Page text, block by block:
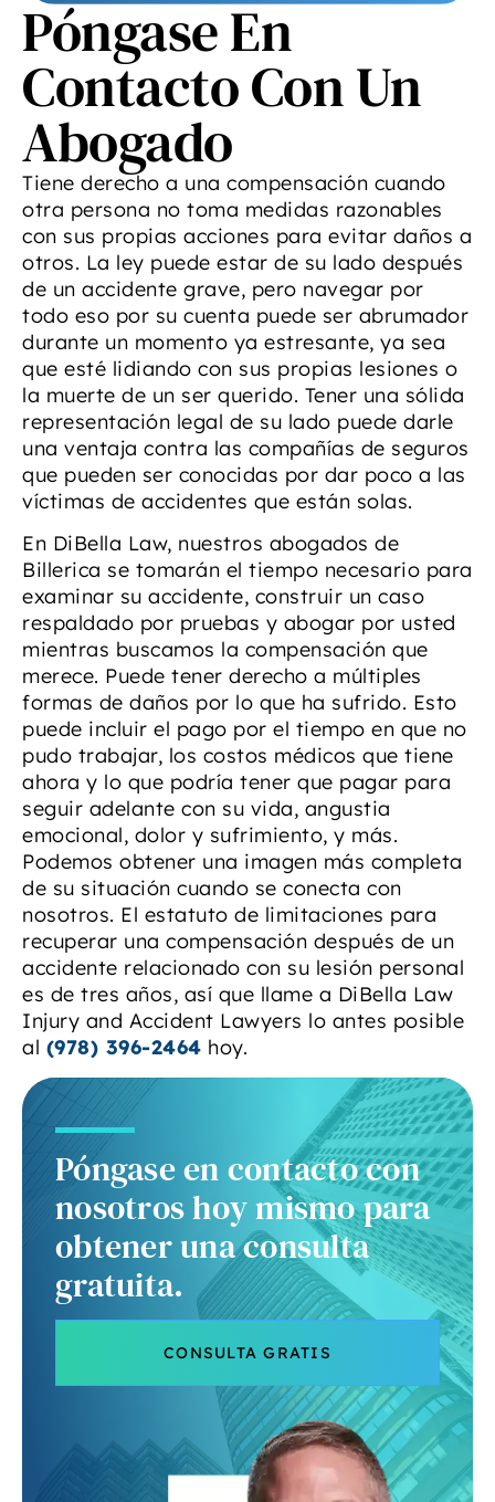
Póngase En
Contacto Con Un
Abogado
Tiene derecho a una compensación cuando
otra persona no toma medidas razonables
con sus propias acciones para evitar daños a
otros. La ley puede estar de su lado después
de un accidente grave, pero navegar por
todo eso por su cuenta puede ser abrumador
durante un momento ya estresante, ya sea
que esté lidiando con sus propias lesiones o
la muerte de un ser querido. Tener una sólida
representación legal de su lado puede darle
una ventaja contra las compañías de seguros
que pueden ser conocidas por dar poco a las
víctimas de accidentes que están solas.
En DiBella Law, nuestros abogados de
Billerica se tomarán el tiempo necesario para
examinar su accidente, construir un caso
respaldado por pruebas y abogar por usted
mientras buscamos la compensación que
merece. Puede tener derecho a múltiples
formas de daños por lo que ha sufrido. Esto
puede incluir el pago por el tiempo en que no
pudo trabajar, los costos médicos que tiene
ahora y lo que podría tener que pagar para
seguir adelante con su vida, angustia
emocional, dolor y sufrimiento, y más.
Podemos obtener una imagen más completa
de su situación cuando se conecta con
nosotros. El estatuto de limitaciones para
recuperar una compensación después de un
accidente relacionado con su lesión personal
es de tres años, así que llame a DiBella Law
Injury and Accident Lawyers lo antes posible
al (978) 396-2464 hoy.
Póngase en contacto con
nosotros hoy mismo para
obtener una consulta
gratuita.
CONSULTA GRATIS